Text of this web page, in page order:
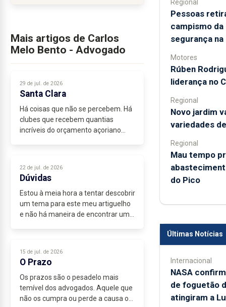
Mais artigos de Carlos
Melo Bento - Advogado
29 de jul. de 2026
Santa Clara
Há coisas que não se percebem. Há
clubes que recebem quantias
incríveis do orçamento açoriano
22 de jul. de 2026
Dúvidas
Estou à meia hora a tentar descobrir
um tema para este meu artiguelho
e não há maneira de encontrar um
15 de jul. de 2026
O Prazo
Os prazos são o pesadelo mais
temível dos advogados. Aquele que
não os cumpra ou perde a causa ou
Regional
Pessoas
campismo da
segurança
Motores
Rúben
liderança no
Regional
Novo jardim
variedades
Regional
Mau tempo
do Pico
Últimas Notícias
Internacional
NASA
de foguetão
atingiram a